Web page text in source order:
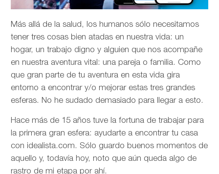
Más allá de la salud, los humanos sólo necesitamos
tener tres cosas bien atadas en nuestra vida: un
hogar, un trabajo digno y alguien que nos acompañe
en nuestra aventura vital: una pareja o familia. Como
que gran parte de tu aventura en esta vida gira
entorno a encontrar y/o mejorar estas tres grandes
esferas. No he sudado demasiado para llegar a esto.
Hace más de 15 años tuve la fortuna de trabajar para
la primera gran esfera: ayudarte a encontrar tu casa
con idealista.com. Sólo guardo buenos momentos de
aquello y, todavía hoy, noto que aún queda algo de
rastro de mi etapa por ahí.